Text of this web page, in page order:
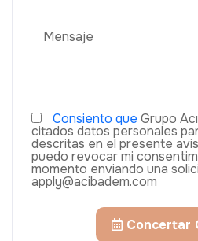
Consiento que Grupo
citados datos personales
descritas en el presente
puedo revocar mi
momento enviando una
apply@acibadem.com
Concertar